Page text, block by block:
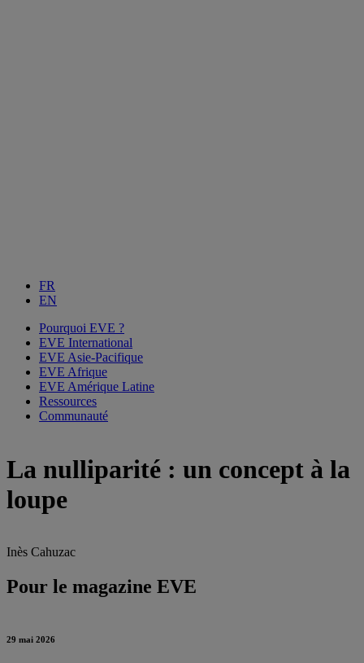
FR
EN
Pourquoi EVE ?
EVE International
EVE Asie-Pacifique
EVE Afrique
EVE Amérique Latine
Ressources
Communauté
La nulliparité : un concept à la
loupe
Inès Cahuzac
Pour le magazine EVE
29 mai 2026